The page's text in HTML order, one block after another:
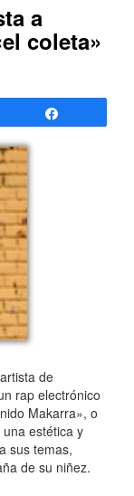
a
coleta»
de
rap electrónico
Makarra», o
estética y
sus temas,
de su niñez.